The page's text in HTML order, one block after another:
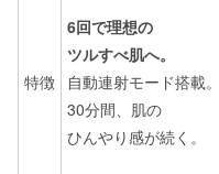
特徴
6回で理想の
ツルすべ肌へ。
自動連射モード搭載。
30分間、肌の
ひんやり感が続く。